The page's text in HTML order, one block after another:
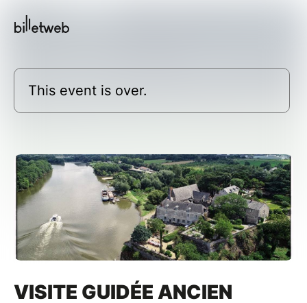
This event is over.
VISITE GUIDÉE ANCIEN